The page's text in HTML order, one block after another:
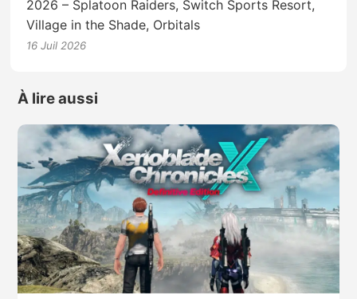
2026 – Splatoon Raiders, Switch Sports Resort,
Village in the Shade, Orbitals
16 Juil 2026
À lire aussi